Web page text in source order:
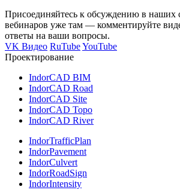
Присоединяйтесь к обсуждению в наших
вебинаров уже там — комментируйте
ответы на ваши вопросы.
VK Видео RuTubeYouTube
Проектирование
IndorCAD BIM
IndorCAD Road
IndorCAD Site
IndorCAD Topo
IndorCAD River
IndorTrafficPlan
IndorPavement
IndorCulvert
IndorRoadSign
IndorIntensity